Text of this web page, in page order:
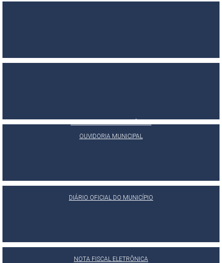
OUVIDORIA MUNICIPAL
DIÁRIO OFICIAL DO MUNICÍPIO
NOTA FISCAL ELETRÔNICA